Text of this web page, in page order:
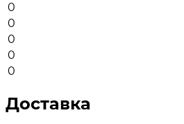
0
0
0
0
0
Доставка